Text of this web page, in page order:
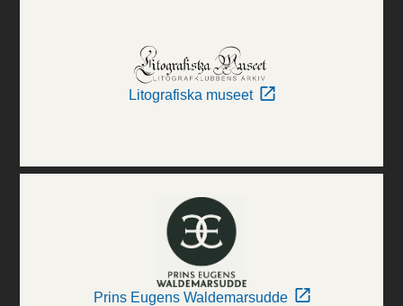
Litografiska museet
Prins Eugens Waldemarsudde